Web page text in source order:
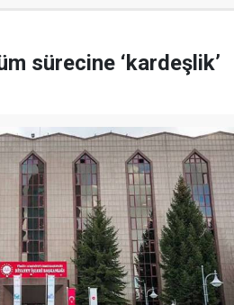
sürecine ‘kardeşlik’